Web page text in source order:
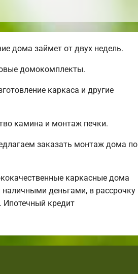
дома займет от двух недель.
домокомплекты.
каркаса и другие
камина и монтаж печки.
заказать монтаж дома по
каркасные дома
деньгами, в рассрочку
Ипотечный кредит